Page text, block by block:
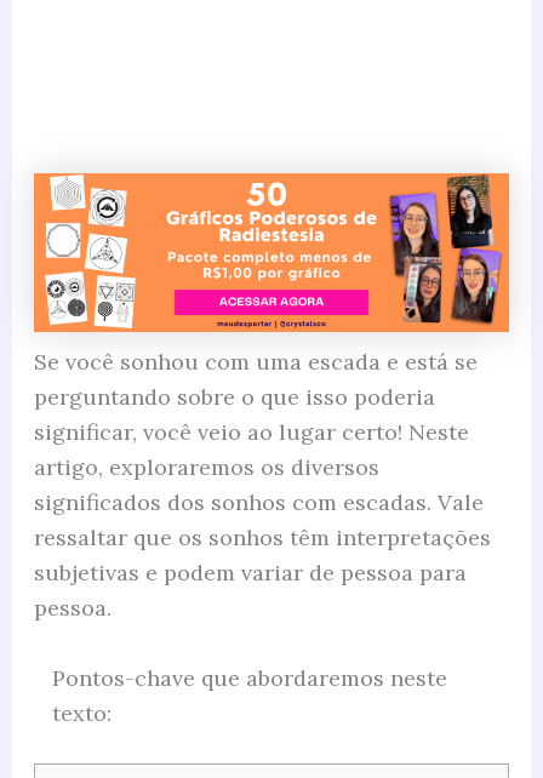
Se você sonhou com uma escada e está se
perguntando sobre o que isso poderia
significar, você veio ao lugar certo! Neste
artigo, exploraremos os diversos
significados dos sonhos com escadas. Vale
ressaltar que os sonhos têm interpretações
subjetivas e podem variar de pessoa para
pessoa.
Pontos-chave que abordaremos neste
texto: